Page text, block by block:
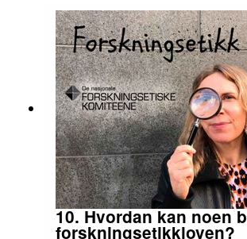
10. Hvordan kan noen
forskningsetikkloven?